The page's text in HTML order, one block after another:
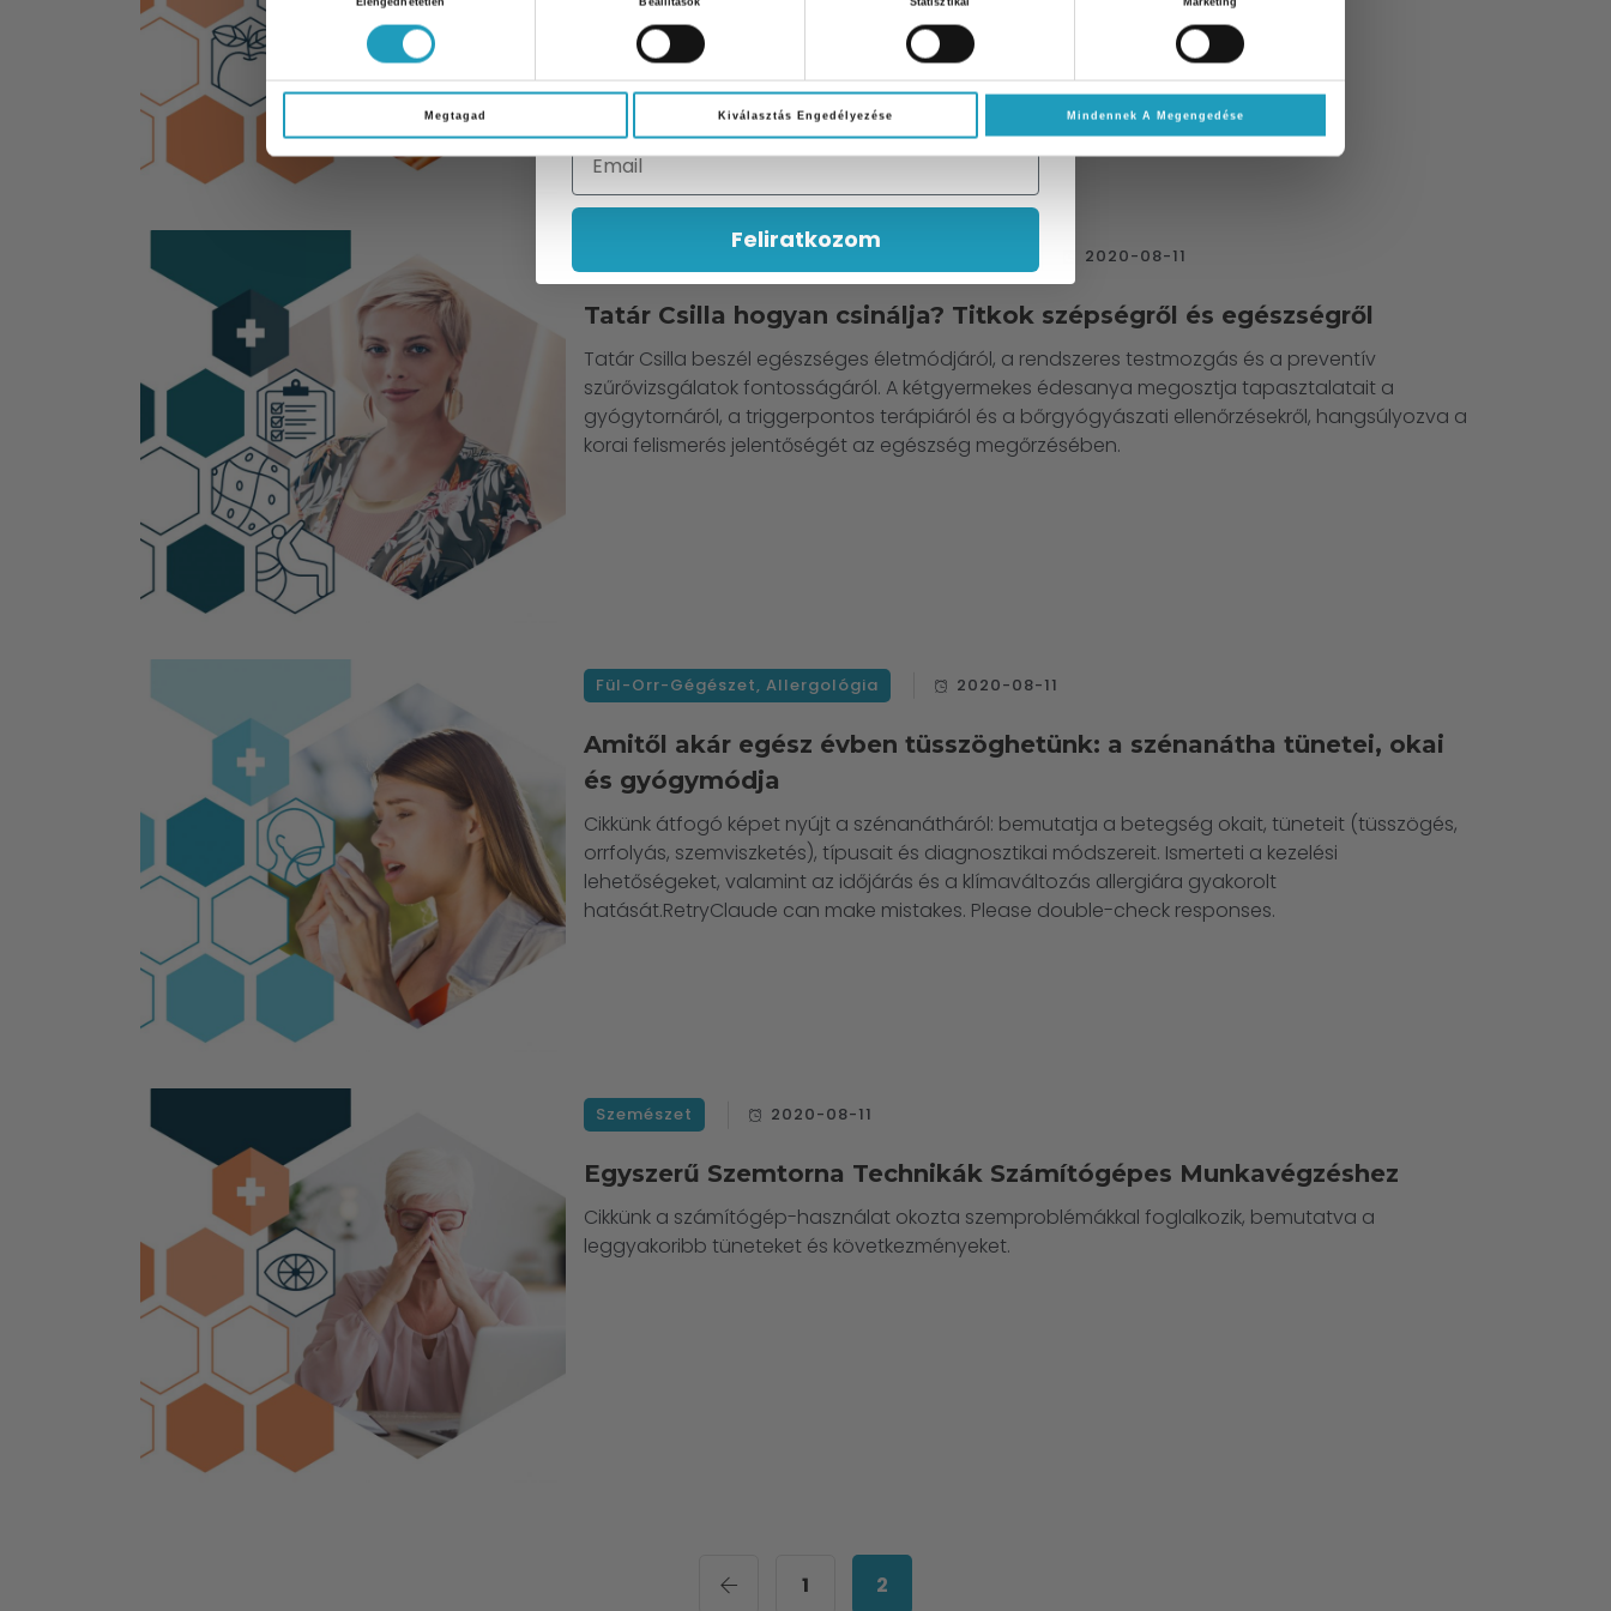
kiválasztása
Megtagad Kiválasztás Engedélyezése Mindennek A Megengedése
kialakításához, kiemelve a megfelelő zsírminőség fontosságát a koleszterinszint
szabályozásában.
2020-08-11
Tatár Csilla hogyan csinálja? Titkok szépségről és egészségről
Tatár Csilla beszél egészséges életmódjáról, a rendszeres testmozgás és a preventív
szűrővizsgálatok fontosságáról. A kétgyermekes édesanya megosztja tapasztalatait a
gyógytornáról, a triggerpontos terápiáról és a bőrgyógyászati ellenőrzésekről, hangsúlyozva a
korai felismerés jelentőségét az egészség megőrzésében.
Fül-Orr-Gégészet, Allergológia 2020-08-11
Amitől akár egész évben tüsszöghetünk: a szénanátha tünetei, okai
és gyógymódja
Cikkünk átfogó képet nyújt a szénanátháról: bemutatja a betegség okait, tüneteit (tüsszögés,
orrfolyás, szemviszketés), típusait és diagnosztikai módszereit. Ismerteti a kezelési
lehetőségeket, valamint az időjárás és a klímaváltozás allergiára gyakorolt
hatását.RetryClaude can make mistakes. Please double-check responses.
Szemészet 2020-08-11
Egyszerű Szemtorna Technikák Számítógépes Munkavégzéshez
Cikkünk a számítógép-használat okozta szemproblémákkal foglalkozik, bemutatva a
leggyakoribb tüneteket és következményeket.
1 2
Iratkozzon fel hírlevelünkre és 10%
vizsgálatunk árából!
Email
Feliratkozom